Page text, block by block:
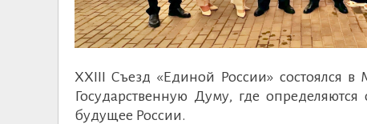
XXIII Съезд «Единой России» состоялся
Государственную Думу, где
будущее России.